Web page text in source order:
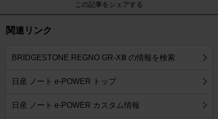
この記事をシェアする
関連リンク
BRIDGESTONE REGNO GR-XⅢ の情報を検索
日産 ノート e-POWER トップ
日産 ノート e-POWER カスタム情報